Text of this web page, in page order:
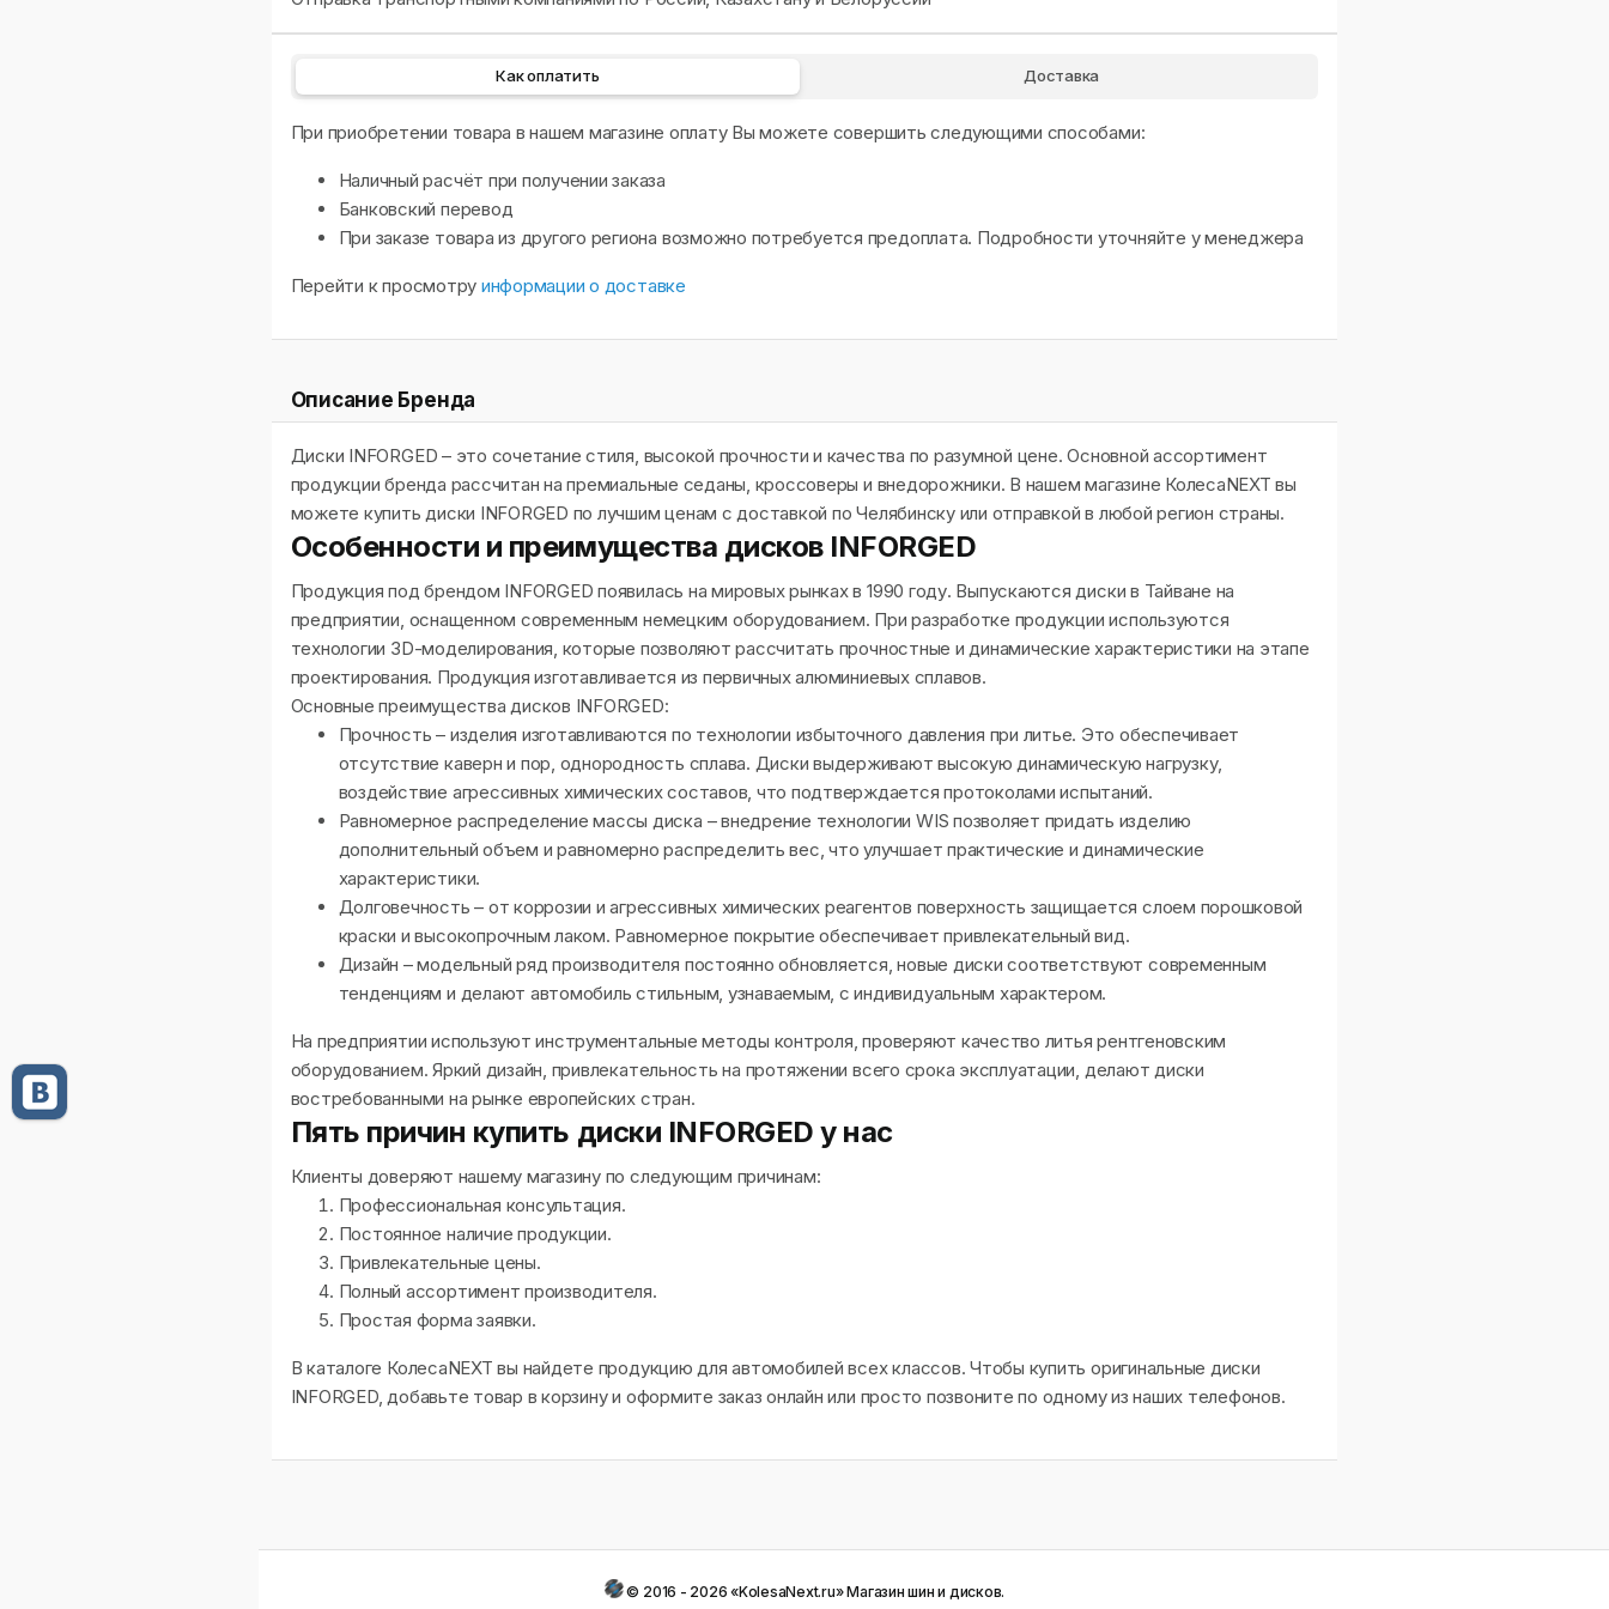
Как оплатить Доставка
При приобретении товара в нашем магазине оплату Вы можете совершить следующими способами:
Наличный расчёт при получении заказа
Банковский перевод
При заказе товара из другого региона возможно потребуется предоплата. Подробности уточняйте у менеджера
Перейти к просмотру информации о доставке
Описание Бренда
Диски INFORGED – это сочетание стиля, высокой прочности и качества по разумной цене. Основной ассортимент
продукции бренда рассчитан на премиальные седаны, кроссоверы и внедорожники. В нашем магазине КолесаNEXT вы
можете купить диски INFORGED по лучшим ценам с доставкой по Челябинску или отправкой в любой регион страны.
Особенности и преимущества дисков INFORGED
Продукция под брендом INFORGED появилась на мировых рынках в 1990 году. Выпускаются диски в Тайване на
предприятии, оснащенном современным немецким оборудованием. При разработке продукции используются
технологии 3D-моделирования, которые позволяют рассчитать прочностные и динамические характеристики на этапе
проектирования. Продукция изготавливается из первичных алюминиевых сплавов.
Основные преимущества дисков INFORGED:
Прочность – изделия изготавливаются по технологии избыточного давления при литье. Это обеспечивает
отсутствие каверн и пор, однородность сплава. Диски выдерживают высокую динамическую нагрузку,
воздействие агрессивных химических составов, что подтверждается протоколами испытаний.
Равномерное распределение массы диска – внедрение технологии WIS позволяет придать изделию
дополнительный объем и равномерно распределить вес, что улучшает практические и динамические
характеристики.
Долговечность – от коррозии и агрессивных химических реагентов поверхность защищается слоем порошковой
краски и высокопрочным лаком. Равномерное покрытие обеспечивает привлекательный вид.
Дизайн – модельный ряд производителя постоянно обновляется, новые диски соответствуют современным
тенденциям и делают автомобиль стильным, узнаваемым, с индивидуальным характером.
На предприятии используют инструментальные методы контроля, проверяют качество литья рентгеновским
оборудованием. Яркий дизайн, привлекательность на протяжении всего срока эксплуатации, делают диски
востребованными на рынке европейских стран.
Пять причин купить диски INFORGED у нас
Клиенты доверяют нашему магазину по следующим причинам:
Профессиональная консультация.
Постоянное наличие продукции.
Привлекательные цены.
Полный ассортимент производителя.
Простая форма заявки.
В каталоге КолесаNEXT вы найдете продукцию для автомобилей всех классов. Чтобы купить оригинальные диски
INFORGED, добавьте товар в корзину и оформите заказ онлайн или просто позвоните по одному из наших телефонов.
© 2016 - 2026 «KolesaNext.ru» Магазин шин и дисков.